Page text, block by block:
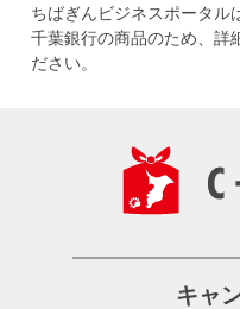
ちばぎんビジネスポータル
千葉銀行の商品のため、詳
ださい。
キャ